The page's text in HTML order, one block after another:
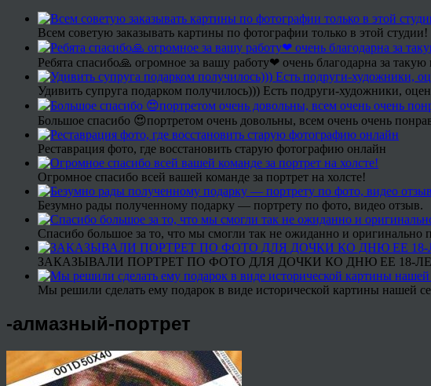
Всем советую заказывать картины по фотографии только в этой студии!
Ребята спасибо🙏 огромное за вашу работу❤ очень благодарна за такую
Удивить супруга подарком получилось))) Есть подруги-художники,
Большое спасибо 😍портретом очень довольны, всем очень очень
Реставрация фото, где восстановить старую фотографию онлайн
Огромное спасибо всей вашей команде за портрет на холсте!
Безумно рады полученному подарку — портрету по фото, видео отзыв.
Спасибо большое за то, что мы смогли так не ожиданно и оригинально
ЗАКАЗЫВАЛИ ПОРТРЕТ ПО ФОТО ДЛЯ ДОЧКИ КО ДНЮ ЕЕ 18-
Мы решили сделать ему подарок в виде исторической картины нашей
-алмазный-портрет